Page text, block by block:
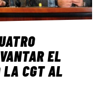
EL
LA CGT AL